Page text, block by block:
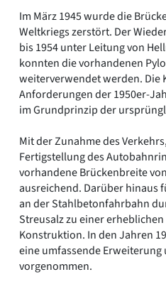
Im März 1945 wurde die
Weltkriegs zerstört. Der
bis 1954 unter Leitung von
konnten die vorhandenen
weiterverwendet werden.
Anforderungen der 1950er-
im Grundprinzip der
Mit der Zunahme des
Fertigstellung des
vorhandene Brückenbreite
ausreichend. Darüber hinaus
an der Stahlbetonfahrbahn
Streusalz zu einer
Konstruktion. In den Jahren
eine umfassende Erweiterung
vorgenommen.